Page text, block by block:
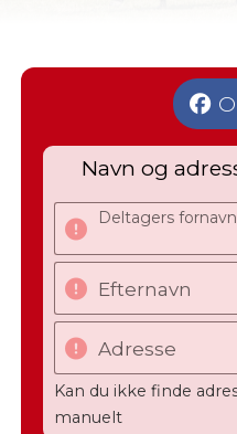
Navn og
Deltagers fornavn
Efternavn
Adresse
Kan du ikke finde
manuelt